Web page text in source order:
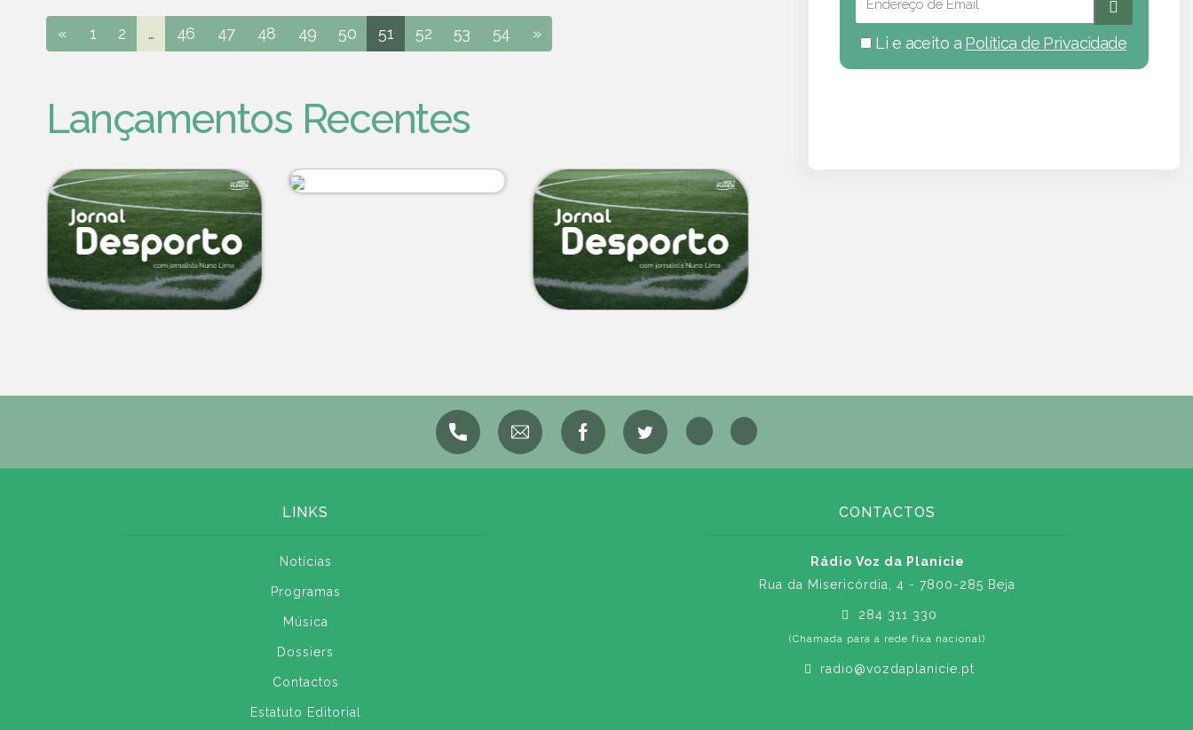
« 1 2 ... 46 47 48 49 50 51 52 53 54 »
Lançamentos Recentes
Li e aceito a Política de Privacidade
LINKS
Notícias
Programas
Música
Dossiers
Contactos
Estatuto Editorial
CONTACTOS
Rádio Voz da Planície
Rua da Misericórdia, 4 - 7800-285 Beja
284 311 330
(Chamada para a rede fixa nacional)
radio@vozdaplanicie.pt